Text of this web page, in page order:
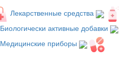
Лекарственные средства
Биологически активные добавки
Медицинские приборы